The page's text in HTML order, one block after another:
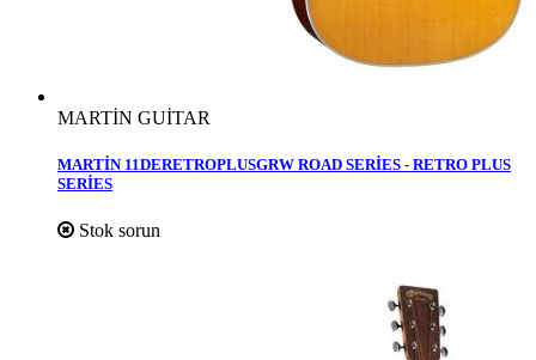
MARTİN GUİTAR
MARTİN 11DERETROPLUSGRW ROAD SERİES - RETRO PLUS
SERİES
Stok sorun